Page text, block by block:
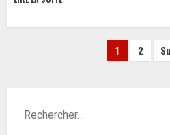
1 2
Rechercher :